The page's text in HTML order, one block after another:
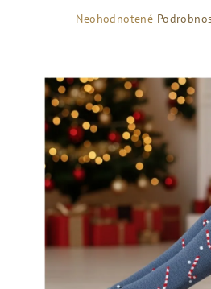
Priemerné
0,0
z
5
hviezdičiek.
Neohodnotené